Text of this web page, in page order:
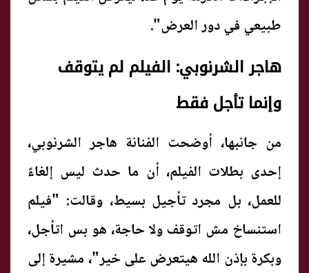
طبيعي في دور العرض".
هاجر الشرنوبي: الفيلم لم يتوقف
وإنما تأجل فقط
من جانبها، أوضحت الفنانة هاجر الشرنوبي،
إحدى بطلات الفيلم، أن ما حدث ليس إلغاءً
للعمل، بل مجرد تأجيل بسيط، وقالت: "فيلم
استنساخ مش اتوقف ولا حاجة، هو بس اتأجل،
وبكرة بإذن الله هيتعرض على خير"، مشيرة إلى